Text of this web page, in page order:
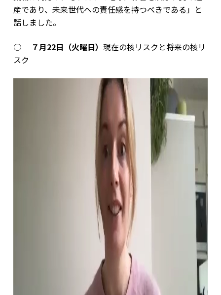
産であり、未来世代への責任感を持つべきである」と
話しました。
○ ７月22日（火曜日） 現在の核リスクと将来の核リ
スク